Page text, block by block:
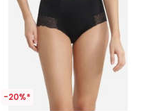
-20%*